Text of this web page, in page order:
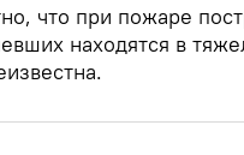
что при пожаре
находятся в